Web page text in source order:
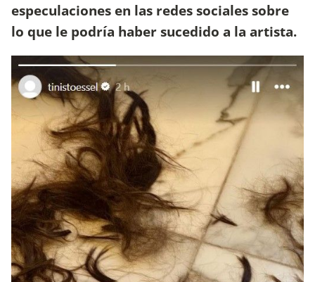
especulaciones en las redes sociales sobre
lo que le podría haber sucedido a la artista.